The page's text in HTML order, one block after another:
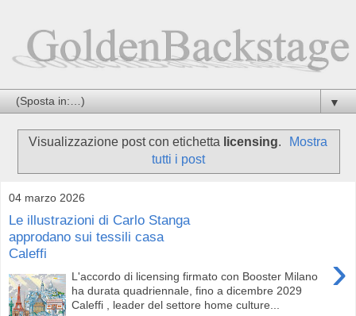
▼
Visualizzazione post con etichetta licensing.
Mostra
tutti i post
04 marzo 2026
Le illustrazioni di Carlo Stanga
approdano sui tessili casa
Caleffi
›
L'accordo di licensing firmato con Booster Milano
ha durata quadriennale, fino a dicembre 2029
Caleffi , leader del settore home culture...